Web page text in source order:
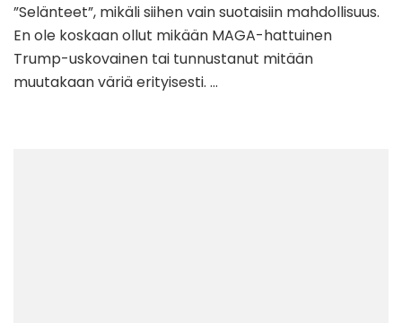
”Selänteet”, mikäli siihen vain suotaisiin mahdollisuus.
En ole koskaan ollut mikään MAGA-hattuinen
Trump-uskovainen tai tunnustanut mitään
muutakaan väriä erityisesti. …